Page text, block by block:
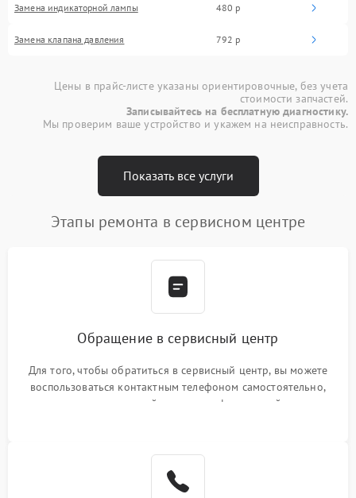
Замена индикаторной лампы 480 р
Замена клапана давления 792 р
Цены в прайс-листе указаны ориентировочные, без учета
стоимости запчастей.
Записывайтесь на бесплатную диагностику.
Мы проверим ваше устройство и укажем на неисправность.
Показать все услуги
Этапы ремонта в сервисном центре
Обращение в сервисный центр
Для того, чтобы обратиться в сервисный центр, вы можете
воспользоваться контактным телефоном самостоятельно,
или оставить свой номер телефона на сайте